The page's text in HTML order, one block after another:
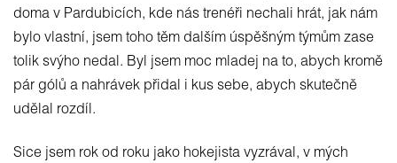
doma v Pardubicích, kde nás trenéři nechali hrát, jak nám
bylo vlastní, jsem toho těm dalším úspěšným týmům zase
tolik svýho nedal. Byl jsem moc mladej na to, abych kromě
pár gólů a nahrávek přidal i kus sebe, abych skutečně
udělal rozdíl.
Sice jsem rok od roku jako hokejista vyzrával, v mých